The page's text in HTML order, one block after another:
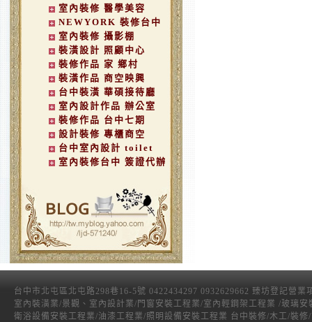
室內裝修 醫學美容
NEWYORK 裝修台中
室內裝修 攝影棚
裝潢設計 照顧中心
裝修作品 家 鄉村
裝潢作品 商空映興
台中裝潢 華碩接待廳
室內設計作品 辦公室
裝修作品 台中七期
設計裝修 專櫃商空
台中室內設計 toilet
室內裝修台中 簽證代辦
台中市北屯區北屯路298巷16-5號 0422434297 0932629662 臻坊登記營業
室內裝潢業/景觀、室內設計業/門窗安裝工程業/室內輕鋼架工程業 /玻璃安
衛浴設備安裝工程業/油漆工程業/照明設備安裝工程業 台中裝修/木工/裝修